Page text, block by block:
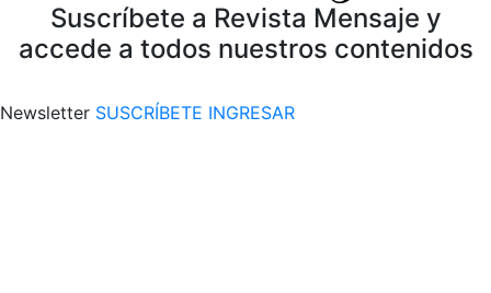
Suscríbete a Revista Mensaje y
accede a todos nuestros contenidos
Newsletter SUSCRÍBETE INGRESAR